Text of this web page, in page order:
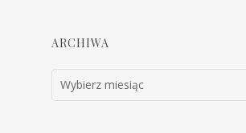
ARCHIWA
Archiwa
Wybierz miesiąc